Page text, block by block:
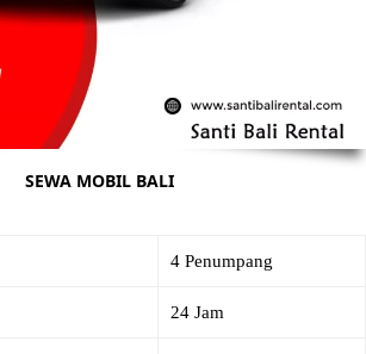
SEWA MOBIL BALI
4 Penumpang
24 Jam